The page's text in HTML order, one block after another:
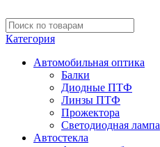
Категория
Автомобильная оптика
Балки
Диодные ПТФ
Линзы ПТФ
Прожектора
Светодиодная лампа
Автостекла